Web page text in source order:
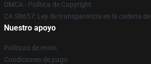
DMCA - Política de Copyright
CA SB657: Ley de transparencia en la cadena
Nuestro apoyo
Políticas de envío
Condiciones de pago